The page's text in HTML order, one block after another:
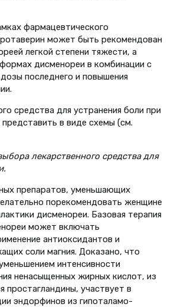
фармацевтического
может быть рекомендован
легкой степени тяжести, а
дисменореи в комбинации с
последнего и повышения
средства для устранения боли при
в виде схемы (см.
лекарственного средства для
препаратов, уменьшающих
порекомендовать женщине
дисменореи. Базовая терапия
может включать
антиоксидантов и
соли магния. Доказано, что
интенсивности
ненасыщенных жирных кислот, из
простагландины, участвует в
эндорфинов из гипоталамо-